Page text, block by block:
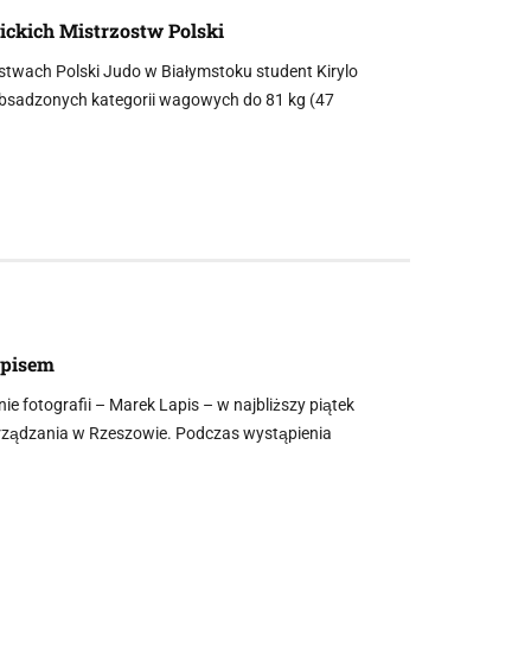
Mistrzostw Polski
Polski Judo w Białymstoku student Kirylo
kategorii wagowych do 81 kg (47
fotografii – Marek Lapis – w najbliższy piątek
w Rzeszowie. Podczas wystąpienia